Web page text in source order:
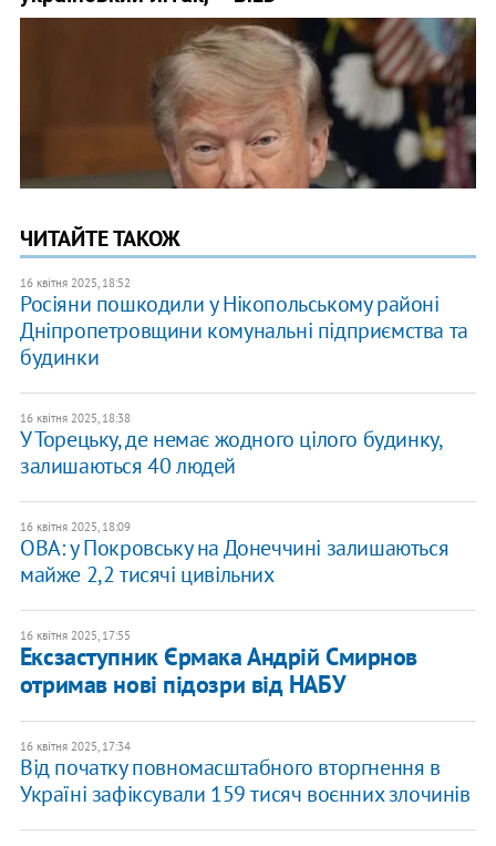
ЧИТАЙТЕ ТАКОЖ
16 квітня 2025, 18:52
Росіяни пошкодили у Нікопольському районі
Дніпропетровщини комунальні підприємства та
будинки
16 квітня 2025, 18:38
У Торецьку, де немає жодного цілого будинку,
залишаються 40 людей
16 квітня 2025, 18:09
ОВА: у Покровську на Донеччині залишаються
майже 2,2 тисячі цивільних
16 квітня 2025, 17:55
Ексзаступник Єрмака Андрій Смирнов
отримав нові підозри від НАБУ
16 квітня 2025, 17:34
Від початку повномасштабного вторгнення в
Україні зафіксували 159 тисяч воєнних злочинів